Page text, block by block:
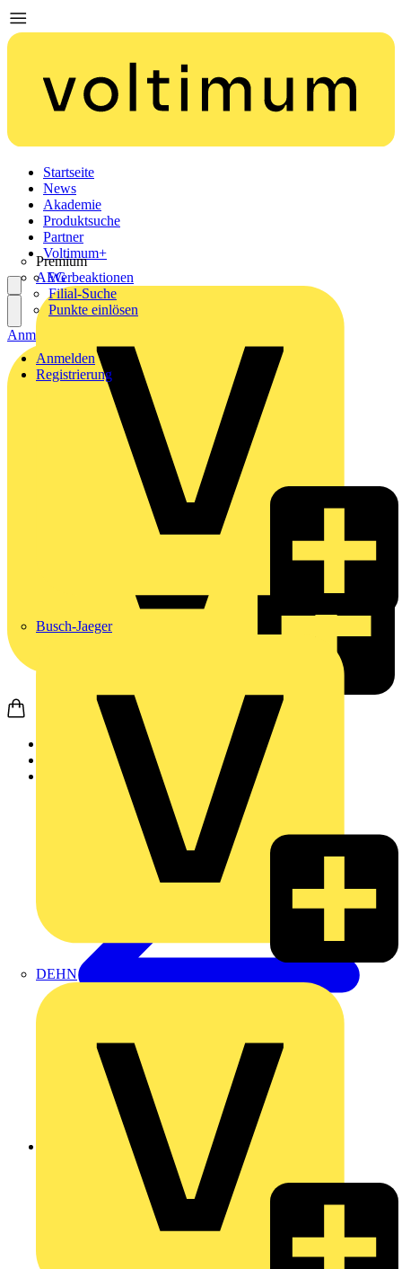
Startseite
News
Akademie
Produktsuche
Partner
Premium
AEG
Busch-Jaeger
DEHN
Voltimum+
Werbeaktionen
Filial-Suche
Punkte einlösen
Anmelden
Registrierung
Anmelden
Zurück zu Produkte